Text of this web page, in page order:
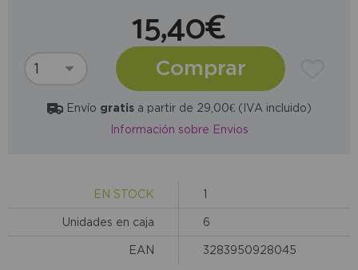
15,40€
Comprar
Envío gratisa partir de 29,00€ (IVA incluido)
Información sobre Envios
EN STOCK 1
Unidades en caja 6
EAN 3283950928045